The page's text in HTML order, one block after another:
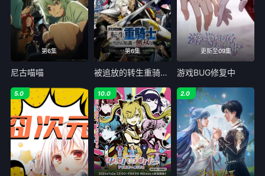
第6集
尼古喵喵
第6集
被追放的转生重骑士用游戏知识开无双
更新至09集
游戏BUG修复中
5.0 10.0 2.0